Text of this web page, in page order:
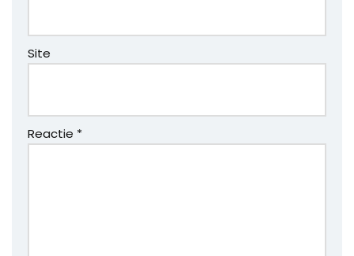
Site
Reactie *